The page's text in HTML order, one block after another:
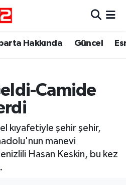
Hakkında Güncel
Camide
kıyafetiyle şehir şehir,
manevi
Hasan Keskin, bu kez
Haritası
ve Fikstür